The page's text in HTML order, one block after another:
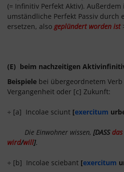
(= Infinitiv Perfekt Aktiv).
umständliche Perfekt Passiv durch
ersetzen, also geplündert worden ist
(E) beim nachzeitigen
Beispiele bei übergeordnetem
Vergangenheit oder [c] Zukunft:
÷ [a] Incolae sciunt [exercitum
Die Einwohner wissen, [DASS
wird/will].
÷ [b] Incolae sciebant [exercitum